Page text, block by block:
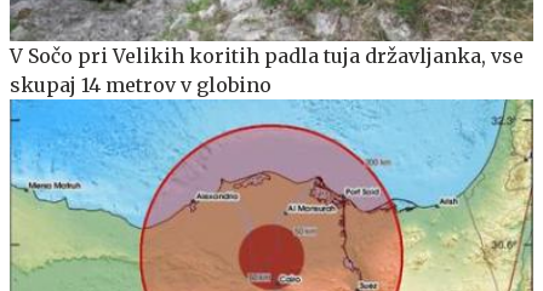
V Sočo pri Velikih koritih padla tuja državljanka, vse
skupaj 14 metrov v globino